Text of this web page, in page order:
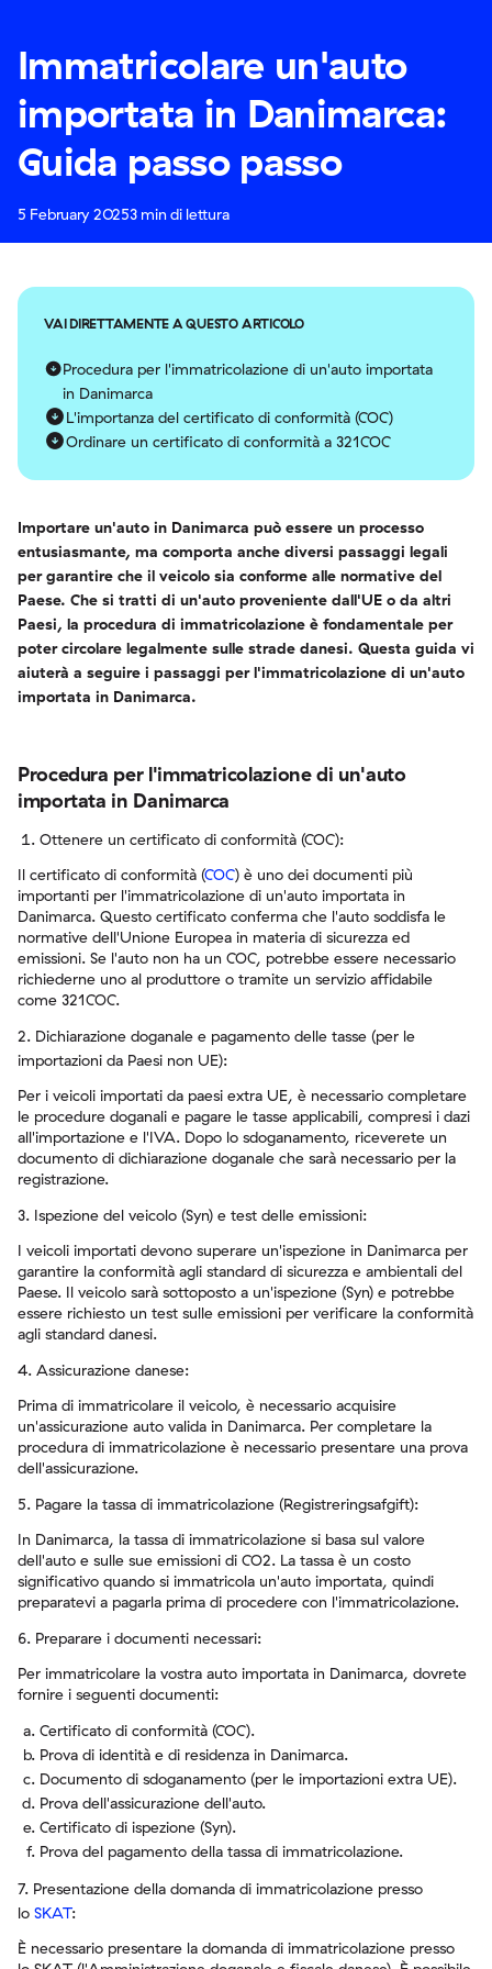
Immatricolare un'auto
importata in Danimarca:
Guida passo passo
5 February 20253 min di lettura
VAI DIRETTAMENTE A QUESTO ARTICOLO
Procedura per l'immatricolazione di un'auto importata
in Danimarca
L'importanza del certificato di conformità (COC)
Ordinare un certificato di conformità a 321COC
Importare un'auto in Danimarca può essere un processo
entusiasmante, ma comporta anche diversi passaggi legali
per garantire che il veicolo sia conforme alle normative del
Paese. Che si tratti di un'auto proveniente dall'UE o da altri
Paesi, la procedura di immatricolazione è fondamentale per
poter circolare legalmente sulle strade danesi. Questa guida vi
aiuterà a seguire i passaggi per l'immatricolazione di un'auto
importata in Danimarca.
Procedura per l'immatricolazione di un'auto
importata in Danimarca
Ottenere un certificato di conformità (COC):
Il certificato di conformità (COC) è uno dei documenti più
importanti per l'immatricolazione di un'auto importata in
Danimarca. Questo certificato conferma che l'auto soddisfa le
normative dell'Unione Europea in materia di sicurezza ed
emissioni. Se l'auto non ha un COC, potrebbe essere necessario
richiederne uno al produttore o tramite un servizio affidabile
come 321COC.
2. Dichiarazione doganale e pagamento delle tasse (per le
importazioni da Paesi non UE):
Per i veicoli importati da paesi extra UE, è necessario completare
le procedure doganali e pagare le tasse applicabili, compresi i dazi
all'importazione e l'IVA. Dopo lo sdoganamento, riceverete un
documento di dichiarazione doganale che sarà necessario per la
registrazione.
3. Ispezione del veicolo (Syn) e test delle emissioni:
I veicoli importati devono superare un'ispezione in Danimarca per
garantire la conformità agli standard di sicurezza e ambientali del
Paese. Il veicolo sarà sottoposto a un'ispezione (Syn) e potrebbe
essere richiesto un test sulle emissioni per verificare la conformità
agli standard danesi.
4. Assicurazione danese:
Prima di immatricolare il veicolo, è necessario acquisire
un'assicurazione auto valida in Danimarca. Per completare la
procedura di immatricolazione è necessario presentare una prova
dell'assicurazione.
5. Pagare la tassa di immatricolazione (Registreringsafgift):
In Danimarca, la tassa di immatricolazione si basa sul valore
dell'auto e sulle sue emissioni di CO2. La tassa è un costo
significativo quando si immatricola un'auto importata, quindi
preparatevi a pagarla prima di procedere con l'immatricolazione.
6. Preparare i documenti necessari:
Per immatricolare la vostra auto importata in Danimarca, dovrete
fornire i seguenti documenti:
Certificato di conformità (COC).
Prova di identità e di residenza in Danimarca.
Documento di sdoganamento (per le importazioni extra UE).
Prova dell'assicurazione dell'auto.
Certificato di ispezione (Syn).
Prova del pagamento della tassa di immatricolazione.
7. Presentazione della domanda di immatricolazione presso
lo SKAT:
È necessario presentare la domanda di immatricolazione presso